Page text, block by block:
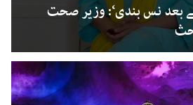
بعد نس بندی‘: وزیر صحت